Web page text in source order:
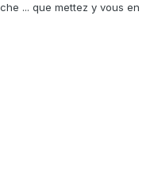
... que mettez y vous en